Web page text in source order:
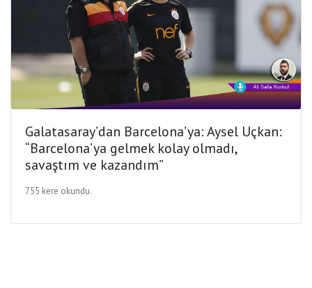
Galatasaray’dan Barcelona’ya: Aysel Uçkan:
“Barcelona’ya gelmek kolay olmadı,
savaştım ve kazandım”
755 kere okundu.